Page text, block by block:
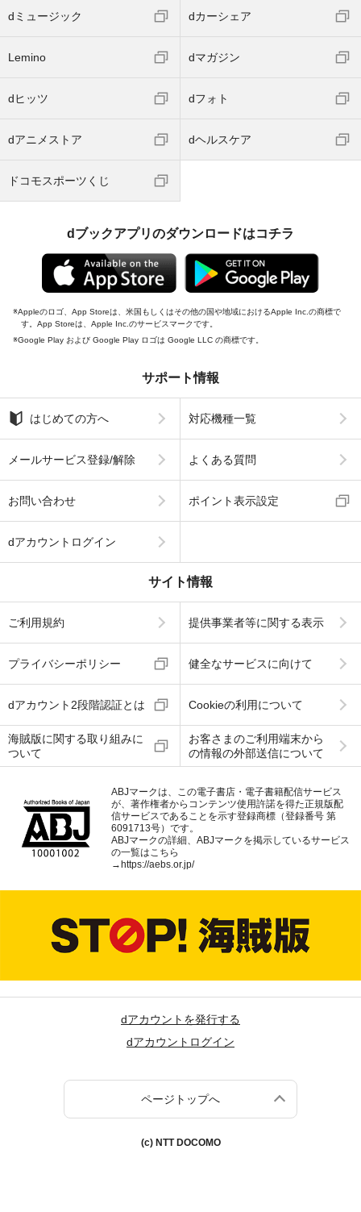
dミュージック dカーシェア
Lemino dマガジン
dヒッツ dフォト
dアニメストア dヘルスケア
ドコモスポーツくじ
dブックアプリのダウンロードはコチラ
Appleのロゴ、App Storeは、米国もしくはその他の国や地域におけるApple Inc.の商標で
す。App Storeは、Apple Inc.のサービスマークです。
Google Play および Google Play ロゴは Google LLC の商標です。
サポート情報
はじめての方へ 対応機種一覧
メールサービス登録/解除 よくある質問
お問い合わせ ポイント表示設定
dアカウントログイン
サイト情報
ご利用規約 提供事業者等に関する表示
プライバシーポリシー 健全なサービスに向けて
dアカウント2段階認証とは Cookieの利用について
海賊版に関する取り組みに
ついて
お客さまのご利用端末から
の情報の外部送信について
ABJマークは、この電子書店・電子書籍配信サービス
が、著作権者からコンテンツ使用許諾を得た正規版配
信サービスであることを示す登録商標（登録番号 第
6091713号）です。
ABJマークの詳細、ABJマークを掲示しているサービス
の一覧はこちら
→https://aebs.or.jp/
dアカウントを発行する
dアカウントログイン
ページトップへ
(c) NTT DOCOMO